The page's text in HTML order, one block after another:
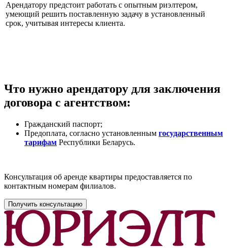
Арендатору предстоит работать с опытным риэлтером,
умеющий решить поставленную задачу в установленный
срок, учитывая интересы клиента.
Что нужно арендатору для заключения
договора с агентством:
Гражданский паспорт;
Предоплата, согласно установленным государственным
тарифам Республики Беларусь.
Консультация об аренде квартиры предоставляется по
контактным номерам филиалов.
Получить консультацию